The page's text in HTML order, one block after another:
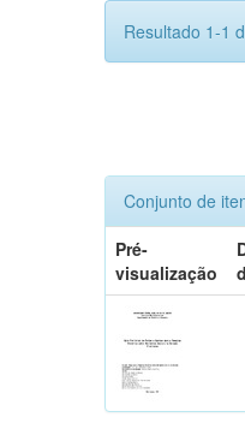
Resultado 1-1
Conjunto de
Pré-
visualização